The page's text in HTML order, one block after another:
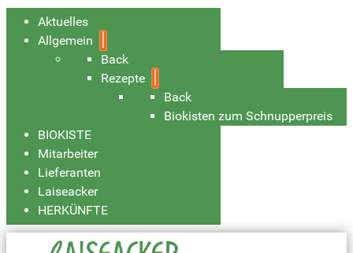
Aktuelles
Allgemein
Back
Rezepte
Back
Biokisten zum Schnupperpreis
BIOKISTE
Mitarbeiter
Lieferanten
Laiseacker
HERKÜNFTE